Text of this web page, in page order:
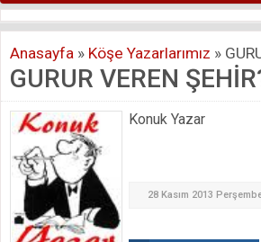
Anasayfa » Köşe Yazarlarımız »
GURUR VEREN
Konuk Yazar
28 Kasım 2013